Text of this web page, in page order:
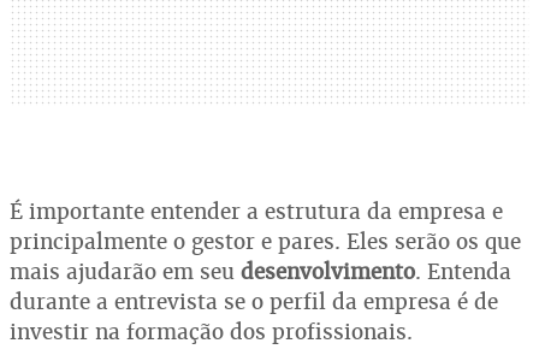
É importante entender a estrutura da empresa e
principalmente o gestor e pares. Eles serão os que
mais ajudarão em seu desenvolvimento. Entenda
durante a entrevista se o perfil da empresa é de
investir na formação dos profissionais.